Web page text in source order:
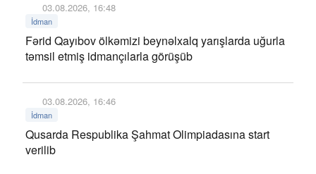
03.08.2026, 16:48
İdman
Fərid Qayıbov ölkəmizi beynəlxalq yarışlarda uğurla
təmsil etmiş idmançılarla görüşüb
03.08.2026, 16:46
İdman
Qusarda Respublika Şahmat Olimpiadasına start
verilib